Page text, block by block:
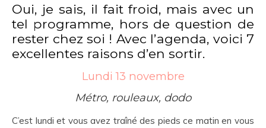
Oui, je sais, il fait froid, mais avec un
tel programme, hors de question de
rester chez soi ! Avec l’agenda, voici 7
excellentes raisons d’en sortir.
Lundi 13 novembre
Métro, rouleaux, dodo
C’est lundi et vous avez traîné des pieds ce matin en vous